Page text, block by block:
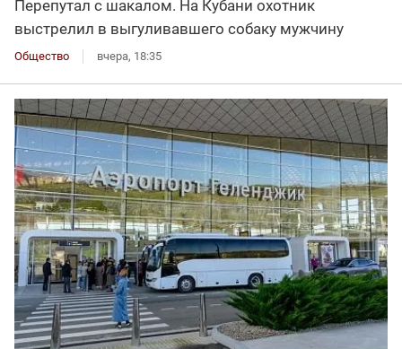
Перепутал с шакалом. На Кубани охотник
выстрелил в выгуливавшего собаку мужчину
Общество вчера, 18:35